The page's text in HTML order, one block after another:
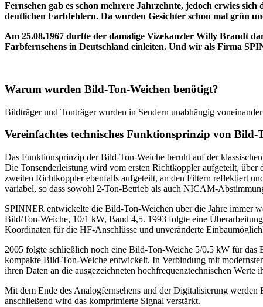
Fernsehen gab es schon mehrere Jahrzehnte, jedoch erwies
deutlichen Farbfehlern. Da wurden Gesichter schon mal grün
Am 25.08.1967 durfte der damalige Vizekanzler Willy Brandt
Farbfernsehens in Deutschland einleiten. Und wir als Firma
Warum wurden Bild-Ton-Weichen benötigt?
Bildträger und Tonträger wurden in Sendern unabhängig
Vereinfachtes technisches Funktionsprinzip von Bild-
Das Funktionsprinzip der Bild-Ton-Weiche beruht auf der
Die Tonsenderleistung wird vom ersten Richtkoppler aufgeteilt,
zweiten Richtkoppler ebenfalls aufgeteilt, an den Filtern reflektiert
variabel, so dass sowohl 2-Ton-Betrieb als auch NICAM-
SPINNER entwickelte die Bild-Ton-Weichen über die Jahre immer
Bild/Ton-Weiche, 10/1 kW, Band 4,5. 1993 folgte eine
Koordinaten für die HF-Anschlüsse und unveränderte
2005 folgte schließlich noch eine Bild-Ton-Weiche 5/0.5 kW für
kompakte Bild-Ton-Weiche entwickelt. In Verbindung mit
ihren Daten an die ausgezeichneten hochfrequenztechnischen Werte
Mit dem Ende des Analogfernsehens und der Digitalisierung
anschließend wird das komprimierte Signal verstärkt.